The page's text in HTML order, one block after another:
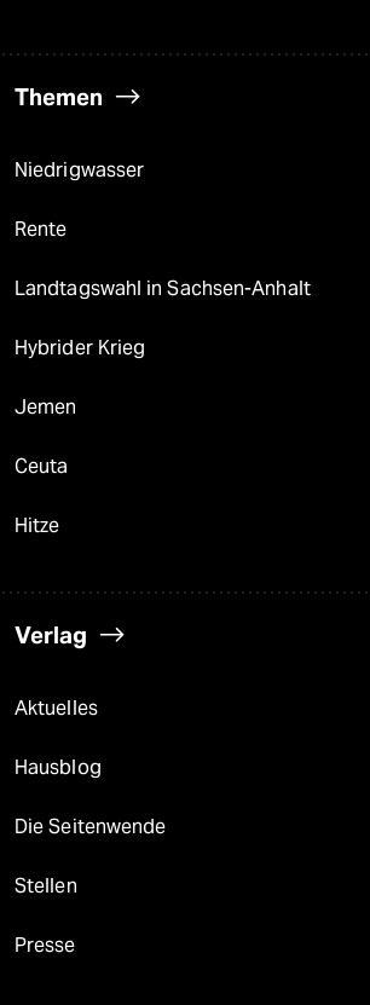
Themen
Niedrigwasser
Rente
Landtagswahl in Sachsen-Anhalt
Hybrider Krieg
Jemen
Ceuta
Hitze
Verlag
Aktuelles
Hausblog
Die Seitenwende
Stellen
Presse